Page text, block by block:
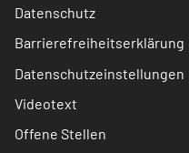
Datenschutz
Barrierefreiheitserklärung
Datenschutzeinstellungen
Videotext
Offene Stellen